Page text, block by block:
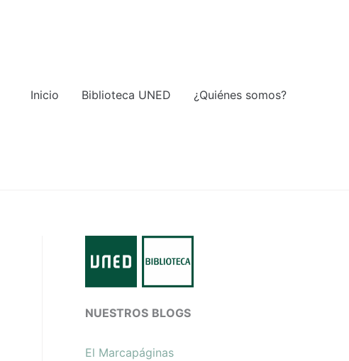
Inicio Biblioteca UNED ¿Quiénes somos?
NUESTROS BLOGS
El Marcapáginas